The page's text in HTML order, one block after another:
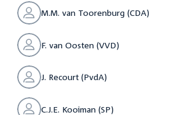
M.M. van Toorenburg (CDA)
F. van Oosten (VVD)
J. Recourt (PvdA)
C.J.E. Kooiman (SP)